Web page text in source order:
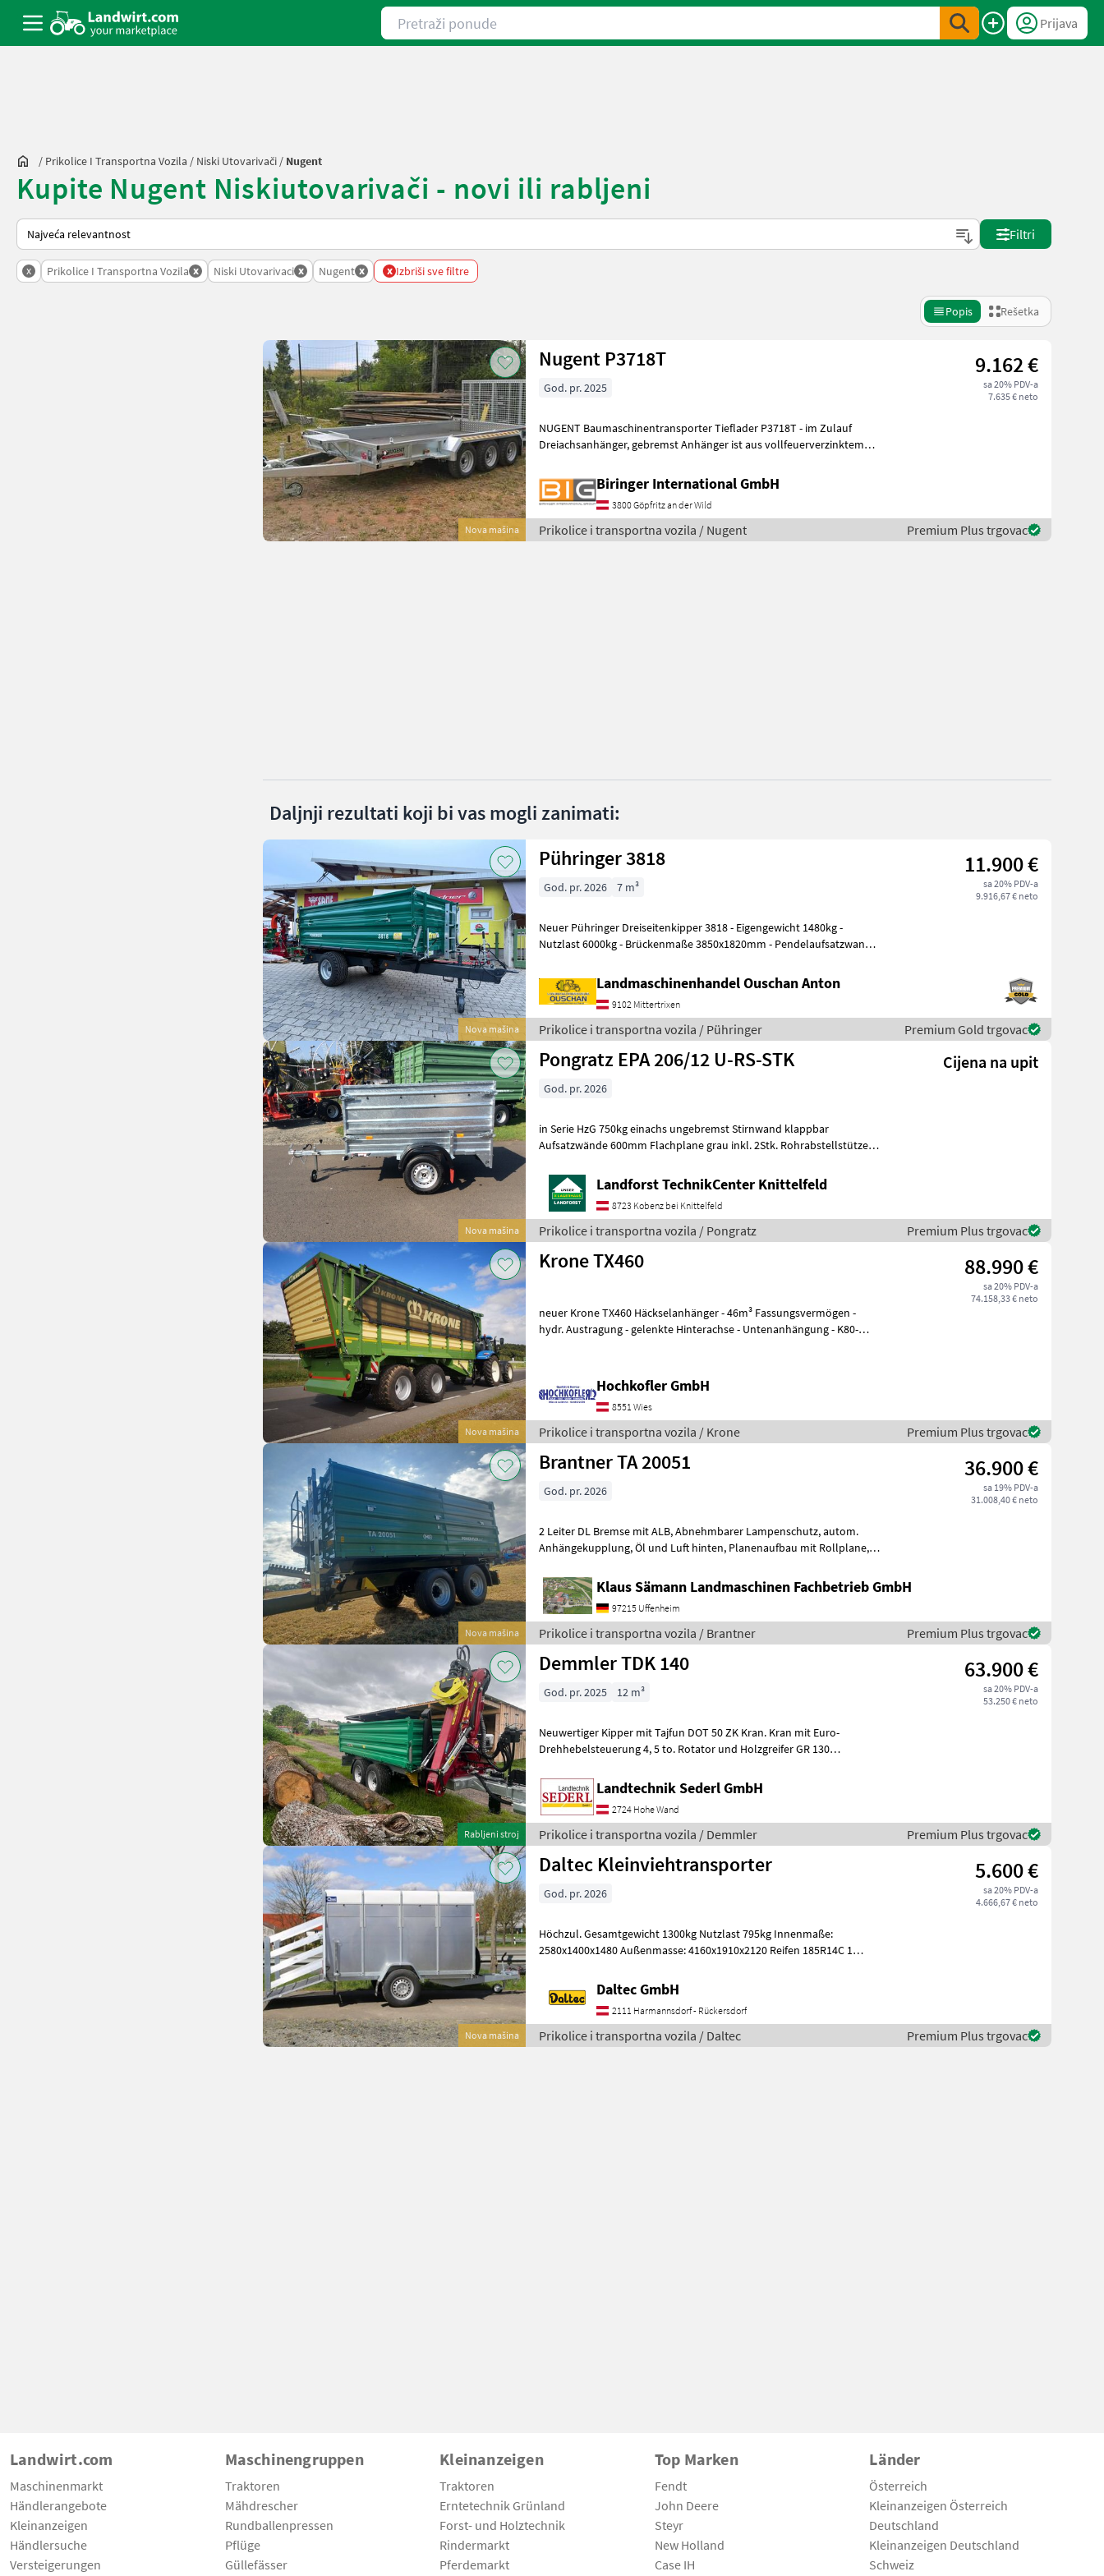
Pretraži ponude
Prijava
/ Prikolice I Transportna Vozila / Niski Utovarivači / Nugent
Kupite Nugent Niskiutovarivači - novi ili rabljeni
Tako se sortira na Landwirt.com
Filtri
x Prikolice I Transportna Vozila x Niski Utovarivaci x Nugent x x Izbriši sve filtre
Popis Rešetka
Nova mašina
Nugent P3718T 9.162 €
sa 20% PDV-a
7.635 € neto
God. pr. 2025
NUGENT Baumaschinentransporter Tieflader P3718T - im Zulauf
Dreiachsanhänger, gebremst Anhänger ist aus vollfeuerverzinktem
Biringer International GmbH
3800 Göpfritz an der Wild
Prikolice i transportna vozila / Nugent Premium Plus trgovac
Daljnji rezultati koji bi vas mogli zanimati:
Nova mašina
Pühringer 3818 11.900 €
sa 20% PDV-a
9.916,67 € neto
God. pr. 2026 7 m³
Neuer Pühringer Dreiseitenkipper 3818 - Eigengewicht 1480kg -
Nutzlast 6000kg - Brückenmaße 3850x1820mm - Pendelaufsatzwand -
Landmaschinenhandel Ouschan Anton
9102 Mittertrixen
Prikolice i transportna vozila / Pühringer Premium Gold trgovac
Nova mašina
Pongratz EPA 206/12 U-RS-STK Cijena na upit
God. pr. 2026
in Serie HzG 750kg einachs ungebremst Stirnwand klappbar
Aufsatzwände 600mm Flachplane grau inkl. 2Stk. Rohrabstellstützen
Landforst TechnikCenter Knittelfeld
8723 Kobenz bei Knittelfeld
Prikolice i transportna vozila / Pongratz Premium Plus trgovac
Nova mašina
Krone TX460 88.990 €
sa 20% PDV-a
74.158,33 € neto
neuer Krone TX460 Häckselanhänger - 46m³ Fassungsvermögen -
hydr. Austragung - gelenkte Hinterachse - Untenanhängung - K80-
Hochkofler GmbH
8551 Wies
Prikolice i transportna vozila / Krone Premium Plus trgovac
Nova mašina
Brantner TA 20051 36.900 €
sa 19% PDV-a
31.008,40 € neto
God. pr. 2026
2 Leiter DL Bremse mit ALB, Abnehmbarer Lampenschutz, autom.
Anhängekupplung, Öl und Luft hinten, Planenaufbau mit Rollplane,
Klaus Sämann Landmaschinen Fachbetrieb GmbH
97215 Uffenheim
Prikolice i transportna vozila / Brantner Premium Plus trgovac
Rabljeni stroj
Demmler TDK 140 63.900 €
sa 20% PDV-a
53.250 € neto
God. pr. 2025 12 m³
Neuwertiger Kipper mit Tajfun DOT 50 ZK Kran. Kran mit Euro-
Drehhebelsteuerung 4, 5 to. Rotator und Holzgreifer GR 130
Landtechnik Sederl GmbH
2724 Hohe Wand
Prikolice i transportna vozila / Demmler Premium Plus trgovac
Nova mašina
Daltec Kleinviehtransporter 5.600 €
sa 20% PDV-a
4.666,67 € neto
God. pr. 2026
Höchzul. Gesamtgewicht 1300kg Nutzlast 795kg Innenmaße:
2580x1400x1480 Außenmasse: 4160x1910x2120 Reifen 185R14C 1
Daltec GmbH
2111 Harmannsdorf - Rückersdorf
Prikolice i transportna vozila / Daltec Premium Plus trgovac
Landwirt.com
Maschinenmarkt
Händlerangebote
Kleinanzeigen
Händlersuche
Versteigerungen
Maschinengruppen
Traktoren
Mähdrescher
Rundballenpressen
Pflüge
Güllefässer
Kleinanzeigen
Traktoren
Erntetechnik Grünland
Forst- und Holztechnik
Rindermarkt
Pferdemarkt
Top Marken
Fendt
John Deere
Steyr
New Holland
Case IH
Länder
Österreich
Kleinanzeigen Österreich
Deutschland
Kleinanzeigen Deutschland
Schweiz